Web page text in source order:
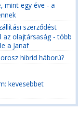
mint egy éve - a
szerződést
az olajtársaság - több
a Janaf
hibrid háború?
kevesebbet